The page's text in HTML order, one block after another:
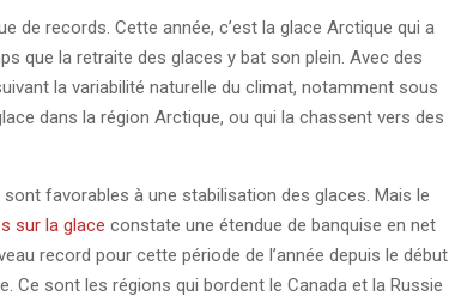
de records. Cette année, c’est la glace Arctique qui a
que la retraite des glaces y bat son plein. Avec des
la variabilité naturelle du climat, notamment sous
dans la région Arctique, ou qui la chassent vers des
favorables à une stabilisation des glaces. Mais le
sur la glace constate une étendue de banquise en net
record pour cette période de l’année depuis le début
Ce sont les régions qui bordent le Canada et la Russie